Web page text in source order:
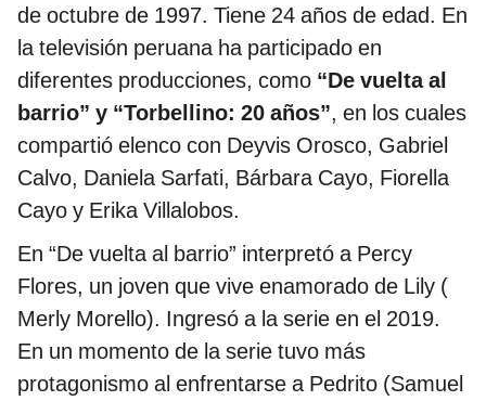
de octubre de 1997. Tiene 24 años de edad. En
la televisión peruana ha participado en
diferentes producciones, como “De vuelta al
barrio” y “Torbellino: 20 años”, en los cuales
compartió elenco con Deyvis Orosco, Gabriel
Calvo, Daniela Sarfati, Bárbara Cayo, Fiorella
Cayo y Erika Villalobos.
En “De vuelta al barrio” interpretó a Percy
Flores, un joven que vive enamorado de Lily (
Merly Morello). Ingresó a la serie en el 2019.
En un momento de la serie tuvo más
protagonismo al enfrentarse a Pedrito (Samuel